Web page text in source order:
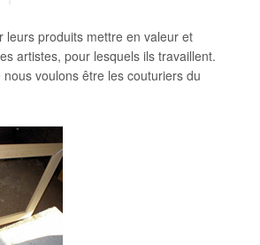
leurs produits mettre en valeur et
artistes, pour lesquels ils travaillent.
voulons être les couturiers du